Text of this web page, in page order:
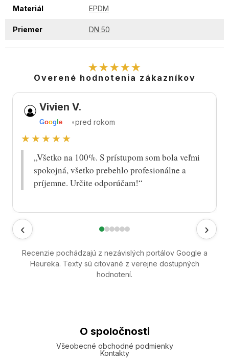
Materiál EPDM
Priemer DN 50
★★★★★
Overené hodnotenia zákazníkov
‹
Vivien V.
Goog le •pred rokom
★★★★★
„Všetko na 100%. S prístupom som bola veľmi
spokojná, všetko prebehlo profesionálne a
príjemne. Určite odporúčam!“
›
Recenzie pochádzajú z nezávislých portálov Google a
Heureka. Texty sú citované z verejne dostupných
hodnotení.
O spoločnosti
Všeobecné obchodné podmienky
Kontakty